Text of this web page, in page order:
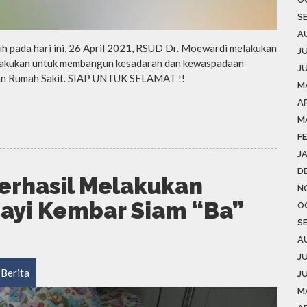
pada hari ini, 26 April 2021, RSUD Dr. Moewardi melakukan
untuk membangun kesadaran dan kewaspadaan
Sakit. SIAP UNTUK SELAMAT !!
Melakukan
Kembar Siam “Ba”
Berita